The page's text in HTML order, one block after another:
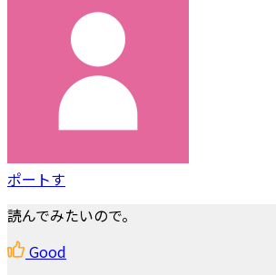
ポートす
読んでみたいので。
Good